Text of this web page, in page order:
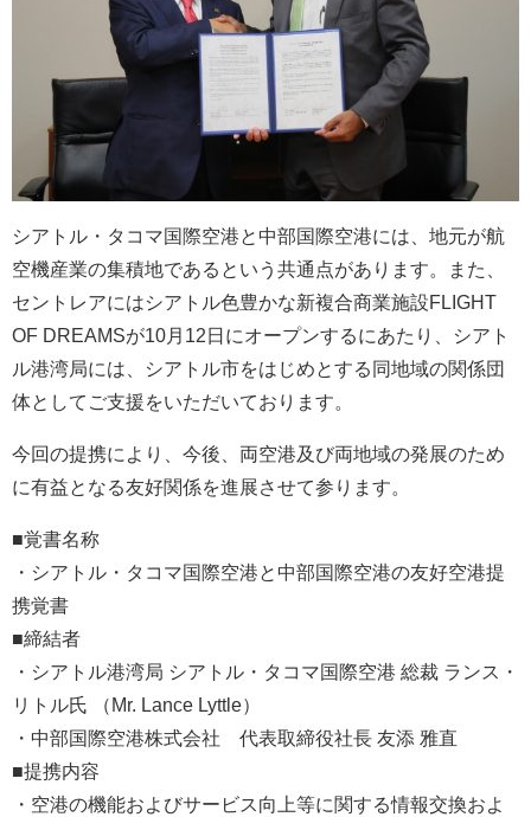
シアトル・タコマ国際空港と中部国際空港には、地元が航
空機産業の集積地であるという共通点があります。また、
セントレアにはシアトル色豊かな新複合商業施設FLIGHT
OF DREAMSが10月12日にオープンするにあたり、シアト
ル港湾局には、シアトル市をはじめとする同地域の関係団
体としてご支援をいただいております。
今回の提携により、今後、両空港及び両地域の発展のため
に有益となる友好関係を進展させて参ります。
■覚書名称
・シアトル・タコマ国際空港と中部国際空港の友好空港提
携覚書
■締結者
・シアトル港湾局 シアトル・タコマ国際空港 総裁 ランス・
リトル氏 （Mr. Lance Lyttle）
・中部国際空港株式会社 代表取締役社長 友添 雅直
■提携内容
・空港の機能およびサービス向上等に関する情報交換およ